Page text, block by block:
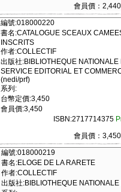
會員價：
編號:018000220
書名:CATALOGUE SCEAUX
INSCRITS
作者:COLLECTIF
出版社:BIBLIOTHEQUE
SERVICE EDITORIAL ET
(nedi/prf)
系列:
台幣定價:3,450
會員價:3,450
ISBN:2717714375
會員價：
編號:018000219
書名:ELOGE DE LA RARETE
作者:COLLECTIF
出版社:BIBLIOTHEQUE